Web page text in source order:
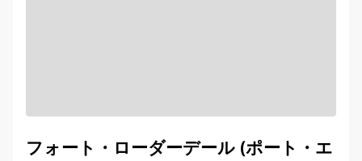
フォート・ローダーデール (ポート・エ